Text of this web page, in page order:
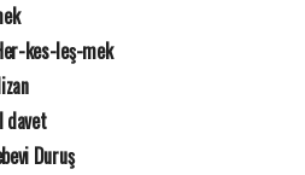
kes-leş-mek
Duruş